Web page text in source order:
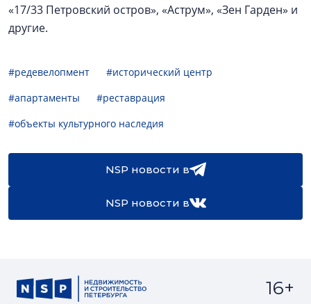
«17/33 Петровский остров», «Аструм», «Зен Гарден» и
другие.
#редевелопмент
#исторический центр
#апартаменты
#реставрация
#объекты культурного наследия
NSP новости в
NSP новости в
16+